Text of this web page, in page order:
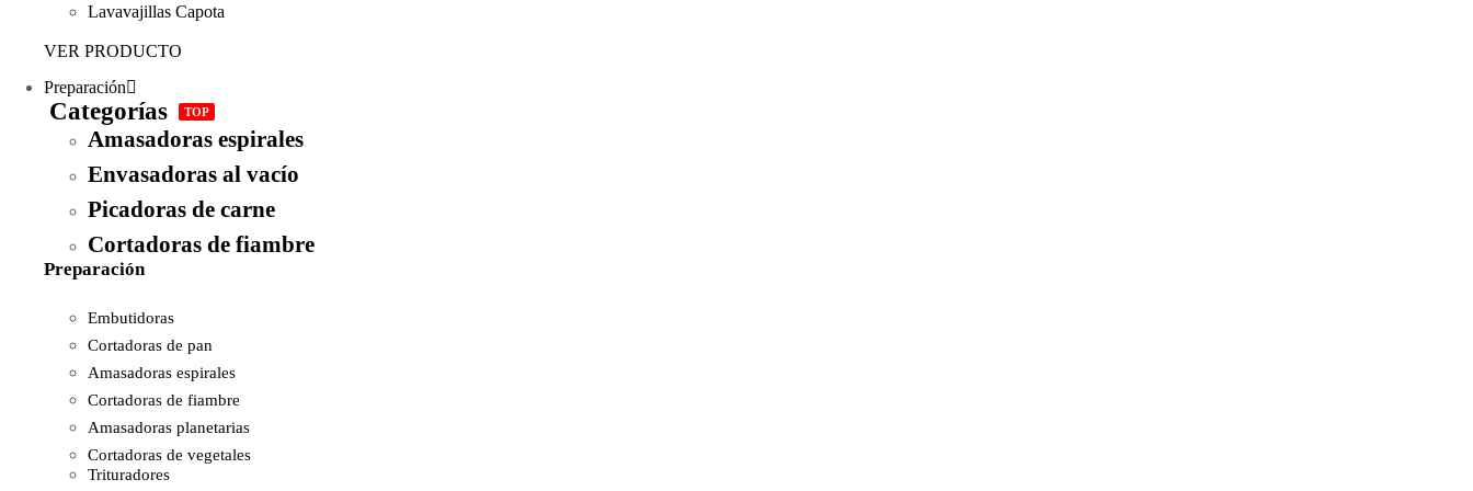
Lavavajillas Capota
VER PRODUCTO
Preparación
Categorías TOP
Amasadoras espirales
Envasadoras al vacío
Picadoras de carne
Cortadoras de fiambre
Preparación
Embutidoras
Cortadoras de pan
Amasadoras espirales
Cortadoras de fiambre
Amasadoras planetarias
Cortadoras de vegetales
Trituradores